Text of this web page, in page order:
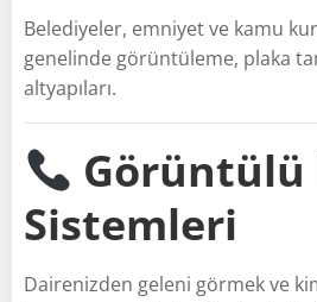
Belediyeler, emniyet ve kamu
genelinde görüntüleme, plaka
altyapıları.
Görüntülü
Sistemleri
Dairenizden geleni görmek ve